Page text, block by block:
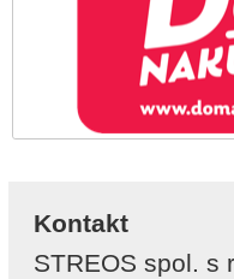
Kontakt
STREOS spol. s